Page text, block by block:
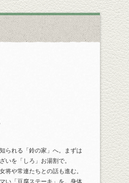
られる「鈴の家」へ。まずは
いを「しろ」お湯割で。
将や常連たちとの話も進む。
い「豆腐ステーキ」を。身体